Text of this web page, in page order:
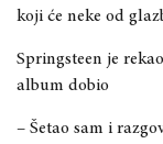
koji će neke od
Springsteen je
album dobio
– Šetao sam i